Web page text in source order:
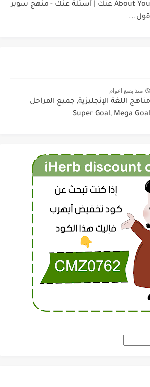
About You عنك | أسئلة عنك - منهج سوبر
قول...
منذ بضع اعوام
مناهج اللغة الإنجليزية, جميع المراحل
Super Goal, Mega Goal